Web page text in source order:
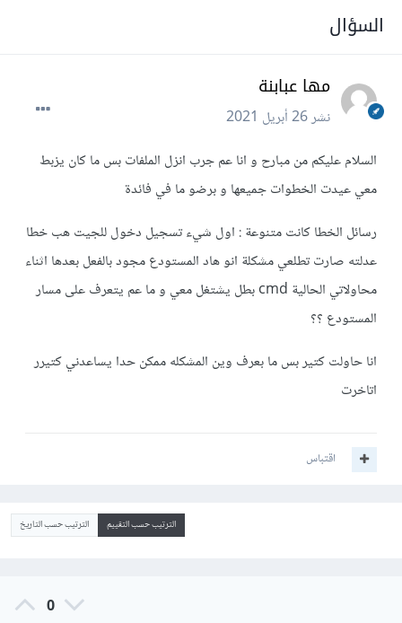
السؤال
مها عبابنة
نشر26 أبريل 2021
السلام عليكم من مبارح و انا عم جرب انزل الملفات بس ما كان يزبط
معي عيدت الخطوات جميعها و برضو ما في فائدة
رسائل الخطا كانت متنوعة : اول شيء تسجيل دخول للجيت هب خطا
عدلته صارت تطلعي مشكلة انو هاد المستودع مجود بالفعل بعدها اثناء
محاولاتي الحالية cmd بطل يشتغل معي و ما عم يتعرف على مسار
المستودع ؟؟
انا حاولت كتير بس ما بعرف وين المشكله ممكن حدا يساعدني كتيرر
اتاخرت
اقتباس
الترتيب حسب التقييم الترتيب حسب التاريخ
0